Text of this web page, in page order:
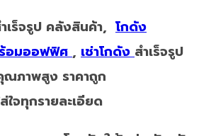
เร็จรูป คลังสินค้า, โกดัง
อมออฟฟิศ, เช่าโกดังสำเร็จรูป
ณภาพสูง ราคาถูก
จทุกรายละเอียด